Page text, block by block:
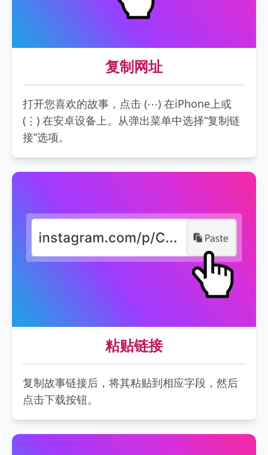
复制网址
打开您喜欢的故事，点击 (⋯) 在iPhone上或
(⋮) 在安卓设备上。从弹出菜单中选择“复制链
接”选项。
粘贴链接
复制故事链接后，将其粘贴到相应字段，然后
点击下载按钮。